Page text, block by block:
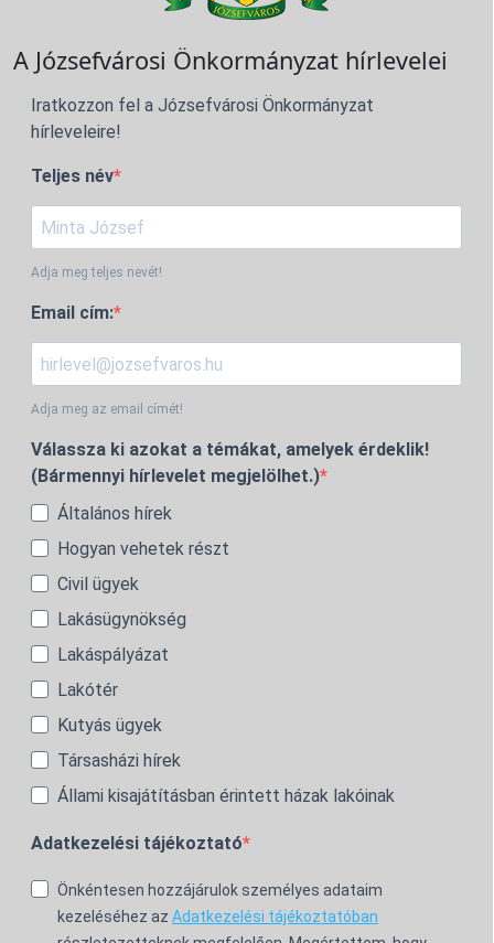
A Józsefvárosi Önkormányzat hírlevelei
Iratkozzon fel a Józsefvárosi Önkormányzat
hírleveleire!
Teljes név
Adja meg teljes nevét!
Email cím:
Adja meg az email címét!
Válassza ki azokat a témákat, amelyek érdeklik!
(Bármennyi hírlevelet megjelölhet.)
Általános hírek
Hogyan vehetek részt
Civil ügyek
Lakásügynökség
Lakáspályázat
Lakótér
Kutyás ügyek
Társasházi hírek
Állami kisajátításban érintett házak lakóinak
Adatkezelési tájékoztató
Önkéntesen hozzájárulok személyes adataim
kezeléséhez az Adatkezelési tájékoztatóban